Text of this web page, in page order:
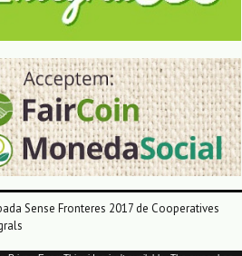
Sense Fronteres 2017 de Cooperatives